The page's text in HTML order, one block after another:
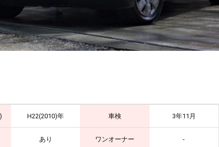
H22(2010)年 車検 3年11月
あり ワンオーナー -